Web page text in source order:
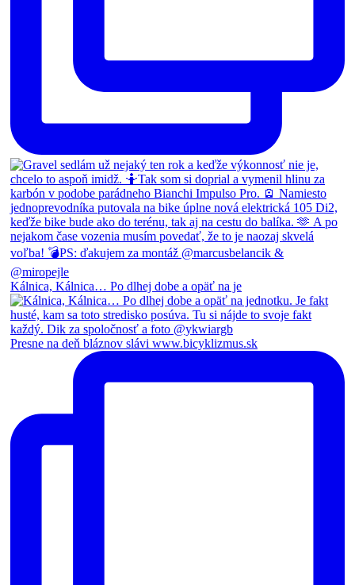
Kálnica, Kálnica… Po dlhej dobe a opäť na je
Presne na deň bláznov slávi www.bicyklizmus.sk